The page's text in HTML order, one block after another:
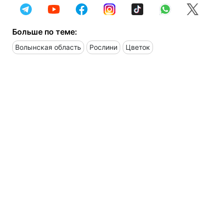
Больше по теме:
Волынская область Рослини Цветок